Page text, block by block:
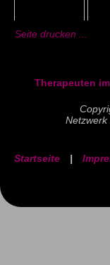
Seite drucken ...
Therapeuten
Startseite |